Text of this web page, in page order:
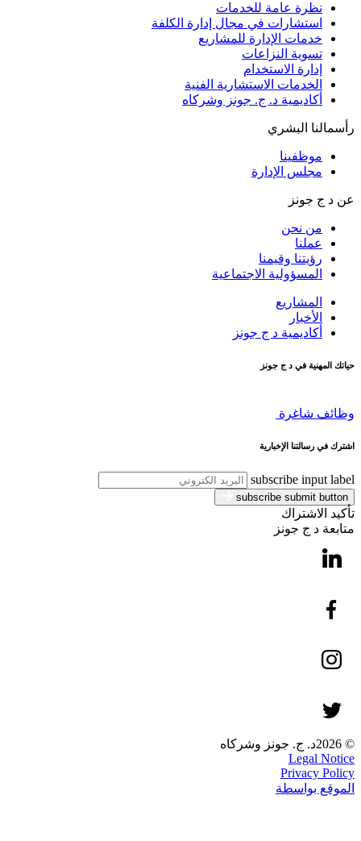
نظرة عامة للخدمات
استشارات في مجال إدارة الكلفة
خدمات الإدارة للمشاريع
تسوية النزاعات
إدارة الاستخدام
الخدمات الاستشارية الفنية
أكاديمية د. ج. جونز وشركاه
رأسمالنا البشري
موظفينا
مجلس الإدارة
عن د ج جونز
من نحن
عملنا
رؤيتنا وقيمنا
المسؤولية الاجتماعية
المشاريع
الأخبار
أكاديمية د ج جونز
حياتك المهنية في د ج جونز
وظائف شاغرة
اشترك في رسالتنا الإخبارية
subscribe input label
subscribe submit button
تأكيد الاشتراك
متابعة د ج جونز
© 2026د. ج. جونز وشركاه
Legal Notice
Privacy Policy
الموقع بواسطة